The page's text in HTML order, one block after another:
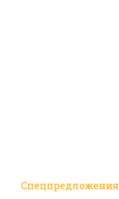
Спецпредложения